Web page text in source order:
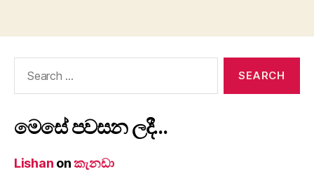
මෙසේ පවසන ලදී…
Lishan onකැනඩා